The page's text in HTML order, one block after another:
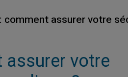
assurer votre
votre